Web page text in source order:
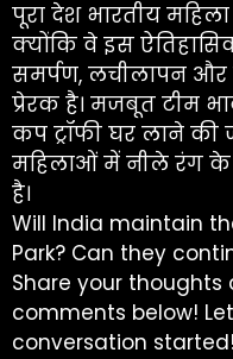
पूरा देश भारतीय
क्योंकि वे इस
समर्पण, लचीलापन
प्रेरक है। मजबूत टीम
कप ट्रॉफी घर लाने की
महिलाओं में नीले रंग के
है।
Will India maintain
Park? Can they
Share your
comments below!
conversation started!